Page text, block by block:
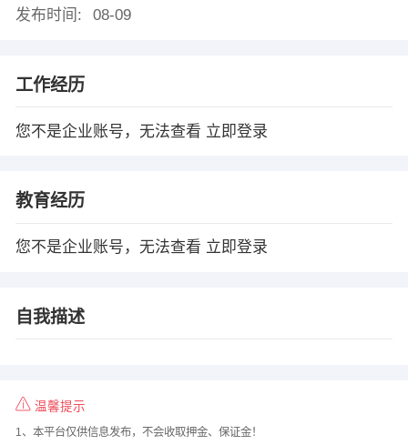
发布时间:
08-09
工作经历
您不是企业账号，无法查看 立即登录
教育经历
您不是企业账号，无法查看 立即登录
自我描述
温馨提示
1、本平台仅供信息发布，不会收取押金、保证金！